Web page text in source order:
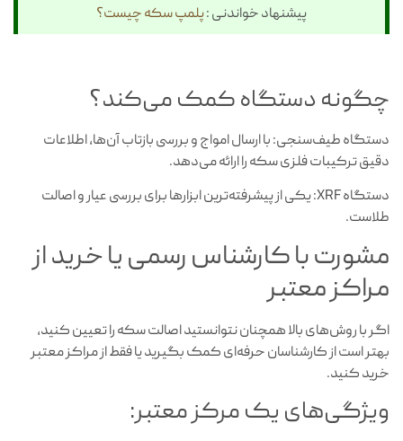
پیشنهاد خواندنی :پلمپ سکه چیست؟
چگونه دستگاه کمک می‌کند؟
دستگاه طیف‌سنجی: با ارسال امواج و بررسی بازتاب آن‌ها، اطلاعات
دقیق ترکیبات فلزی سکه را ارائه می‌دهد.
دستگاه XRF: یکی از پیشرفته‌ترین ابزارها برای بررسی عیار و اصالت
طلاست.
مشورت با کارشناس رسمی یا خرید از
مراکز معتبر
اگر با روش‌های بالا همچنان نتوانستید اصالت سکه را تعیین کنید،
بهتر است از کارشناسان حرفه‌ای کمک بگیرید یا فقط از مراکز معتبر
خرید کنید.
ویژگی‌های یک مرکز معتبر: